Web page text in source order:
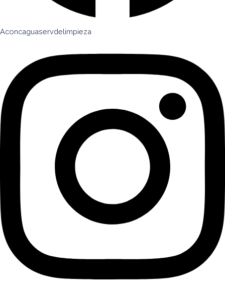
Aconcaguaservdelimpieza